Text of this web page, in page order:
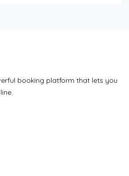
booking platform that lets you